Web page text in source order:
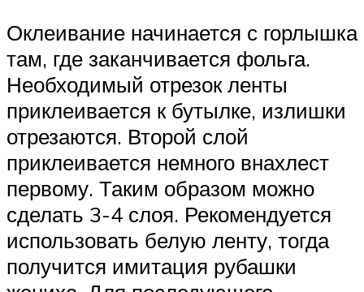
Оклеивание начинается с горлышка
там, где заканчивается фольга.
Необходимый отрезок ленты
приклеивается к бутылке, излишки
отрезаются. Второй слой
приклеивается немного внахлест
первому. Таким образом можно
сделать 3-4 слоя. Рекомендуется
использовать белую ленту, тогда
получится имитация рубашки